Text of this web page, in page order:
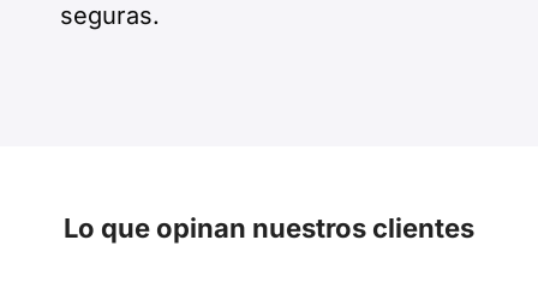
seguras.
Lo que opinan nuestros clientes